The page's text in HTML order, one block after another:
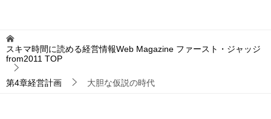
スキマ時間に読める経営情報Web Magazine ファースト・ジャッジ
from2011 TOP
第4章経営計画 大胆な仮説の時代